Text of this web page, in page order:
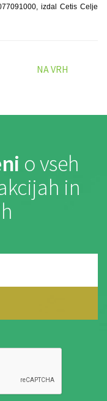
izdal Cetis Celje
NA VRH
o vseh
in